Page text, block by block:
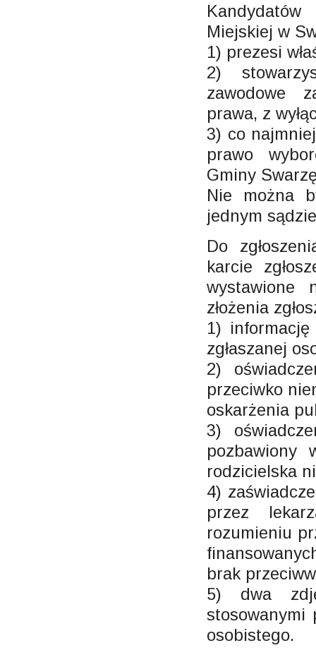
Miejskiej w
1) prezesi
2)
zawodowe
prawa, z
3) co
prawo
Gminy
Nie można
jednym
Do
karcie
złożenia
1)
zgłaszanej
2)
przeciwko
oskarżenia
3)
pozbawiony
rodzicielska
4)
przez
rozumieniu
brak
5) dwa
stosowanymi
osobistego.